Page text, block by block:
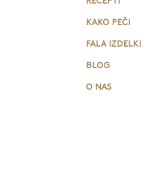
KAKO PEČI
FALA IZDELKI
BLOG
O NAS